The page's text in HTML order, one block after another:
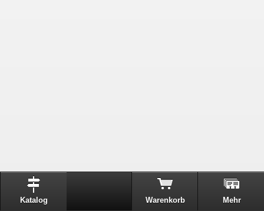
Katalog Warenkorb Mehr